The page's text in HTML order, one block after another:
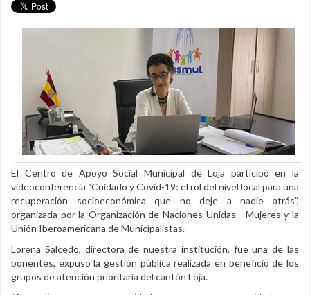
El Centro de Apoyo Social Municipal de Loja participó en la
videoconferencia “Cuidado y Covid-19: el rol del nivel local para una
recuperación socioeconómica que no deje a nadie atrás”,
organizada por la Organización de Naciones Unidas - Mujeres y la
Unión Iberoamericana de Municipalistas.
Lorena Salcedo, directora de nuestra institución, fue una de las
ponentes, expuso la gestión pública realizada en beneficio de los
grupos de atención prioritaria del cantón Loja.